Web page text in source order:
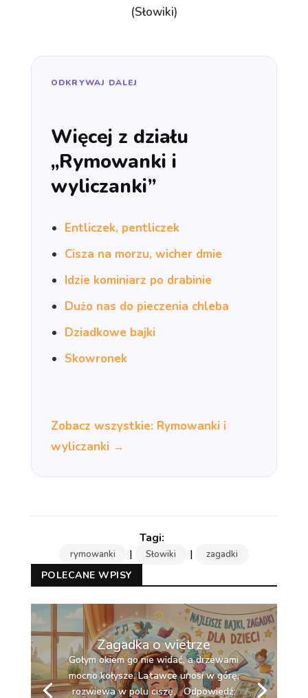
(Słowiki)
ODKRYWAJ DALEJ
Więcej z działu
„Rymowanki i
wyliczanki”
Entliczek, pentliczek
Cisza na morzu, wicher dmie
Idzie kominiarz po drabinie
Dużo nas do pieczenia chleba
Dziadkowe bajki
Skowronek
Zobacz wszystkie: Rymowanki i
wyliczanki →
rymowanki | Słowiki | zagadki
POLECANE WPISY
Zagadka o wietrze
Gołym okiem go nie widać, a drzewami
mocno kołysze. Latawce unosi w górę,
rozwiewa w polu ciszę. Odpowiedź: